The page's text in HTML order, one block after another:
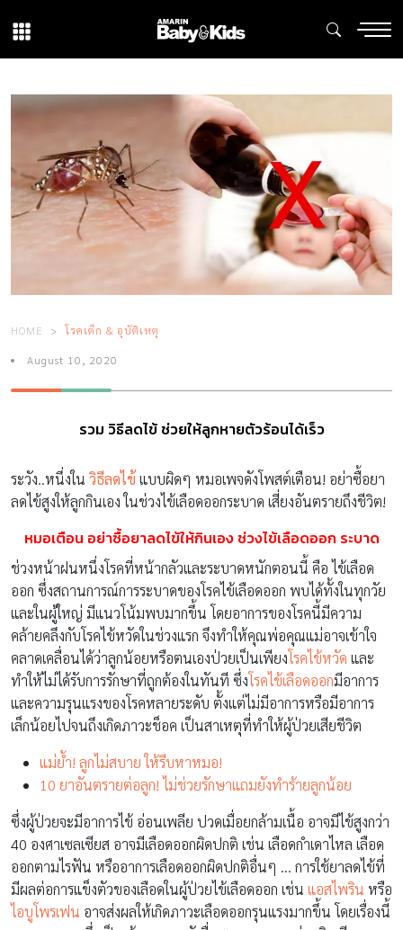
HOME โรคเด็ก & อุบัติเหตุ
August 10, 2020
รวม วิธีลดไข้ ช่วยให้ลูกหายตัวร้อนได้เร็ว
ระวัง..หนึ่งใน วิธีลดไข้แบบผิดๆ หมอเพจดังโพสต์เตือน! อย่าซื้อยา
ลดไข้สูงให้ลูกกินเอง ในช่วงไข้เลือดออกระบาด เสี่ยงอันตรายถึงชีวิต!
หมอเตือน อย่าซื้อยาลดไข้ให้กินเอง ช่วงไข้เลือดออก ระบาด
ช่วงหน้าฝนหนึ่งโรคที่หน้ากลัวและระบาดหนักตอนนี้ คือ ไข้เลือด
ออก ซึ่งสถานการณ์การระบาดของโรคไข้เลือดออก พบได้ทั้งในทุกวัย
และในผู้ใหญ่ มีแนวโน้มพบมากขึ้น โดยอาการของโรคนี้มีความ
คล้ายคลึงกับโรคไข้หวัดในช่วงแรก จึงทำให้คุณพ่อคุณแม่อาจเข้าใจ
คลาดเคลื่อนได้ว่าลูกน้อยหรือตนเองป่วยเป็นเพียงโรคไข้หวัด และ
ทำให้ไม่ได้รับการรักษาที่ถูกต้องในทันที ซึ่งโรคไข้เลือดออกมีอาการ
และความรุนแรงของโรคหลายระดับ ตั้งแต่ไม่มีอาการหรือมีอาการ
เล็กน้อยไปจนถึงเกิดภาวะช็อค เป็นสาเหตุที่ทำให้ผู้ป่วยเสียชีวิต
แม่ย้ำ! ลูกไม่สบาย ให้รีบหาหมอ!
10 ยาอันตรายต่อลูก! ไม่ช่วยรักษาแถมยังทำร้ายลูกน้อย
ซึ่งผู้ป่วยจะมีอาการไข้ อ่อนเพลีย ปวดเมื่อยกล้ามเนื้อ อาจมีไข้สูงกว่า
40 องศาเซลเซียส อาจมีเลือดออกผิดปกติ เช่น เลือดกำเดาไหล เลือด
ออกตามไรฟัน หรืออาการเลือดออกผิดปกติอื่นๆ … การใช้ยาลดไข้ที่
มีผลต่อการแข็งตัวของเลือดในผู้ป่วยไข้เลือดออก เช่น แอสไพริน หรือ
ไอบูโพรเฟน อาจส่งผลให้เกิดภาวะเลือดออกรุนแรงมากขึ้น โดยเรื่องนี้